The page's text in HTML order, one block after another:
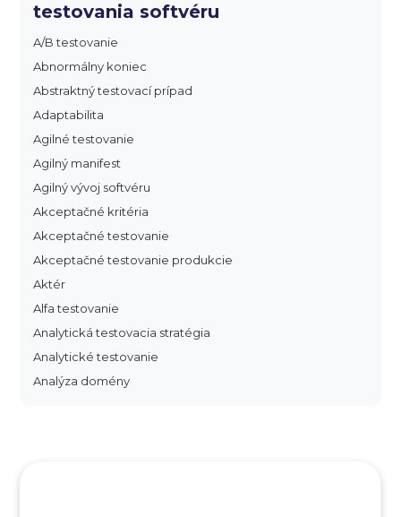
testovania softvéru
A/B testovanie
Abnormálny koniec
Abstraktný testovací prípad
Adaptabilita
Agilné testovanie
Agilný manifest
Agilný vývoj softvéru
Akceptačné kritéria
Akceptačné testovanie
Akceptačné testovanie produkcie
Aktér
Alfa testovanie
Analytická testovacia stratégia
Analytické testovanie
Analýza domény